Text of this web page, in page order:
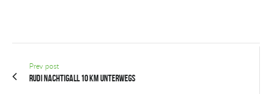
Prev post
Rudi Nachtigall 10 km unterwegs